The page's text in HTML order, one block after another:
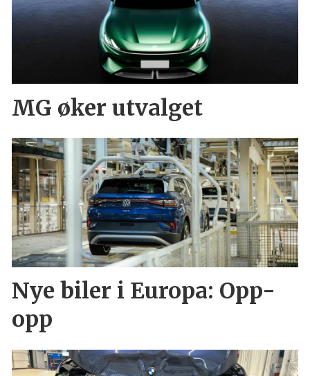
MG øker utvalget
Nye biler i Europa: Opp-
opp